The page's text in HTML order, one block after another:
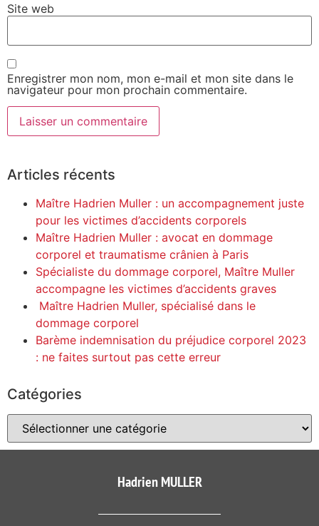
Site web
Enregistrer mon nom, mon e-mail et mon site dans le
navigateur pour mon prochain commentaire.
Articles récents
Maître Hadrien Muller : un accompagnement juste
pour les victimes d’accidents corporels
Maître Hadrien Muller : avocat en dommage
corporel et traumatisme crânien à Paris
Spécialiste du dommage corporel, Maître Muller
accompagne les victimes d’accidents graves
Maître Hadrien Muller, spécialisé dans le
dommage corporel
Barème indemnisation du préjudice corporel 2023
: ne faites surtout pas cette erreur
Catégories
Hadrien MULLER​